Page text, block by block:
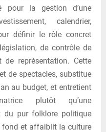
pour la gestion d’une
calendrier,
définir le rôle concret
de contrôle de
de représentation. Cette
de spectacles, substitue
au budget, et entretient
plutôt qu’une
du pur folklore politique
fond et affaiblit la culture